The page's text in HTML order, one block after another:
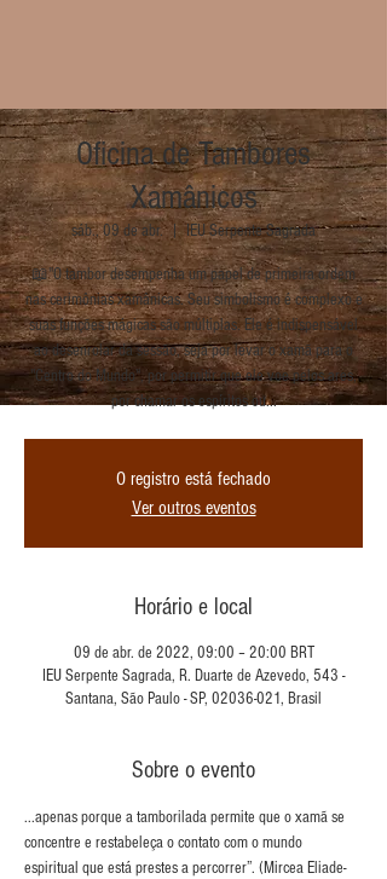
Oficina de Tambores
Xamânicos
sáb., 09 de abr.
  |
IEU Serpente Sagrada
📖"O tambor desempenha um papel de primeira ordem
nas cerimônias xamânicas. Seu simbolismo é complexo e
suas funções mágicas são múltiplas. Ele é indispensável
ao desenrolar da sessão, seja por levar o xamã para o
"Centro do Mundo", por permitir que ele voe pelos ares,
por chamar os espíritos ou...
O registro está fechado
Ver outros eventos
Horário e local
09 de abr. de 2022, 09:00 – 20:00 BRT
IEU Serpente Sagrada, R. Duarte de Azevedo, 543 -
Santana, São Paulo - SP, 02036-021, Brasil
Sobre o evento
...apenas porque a tamborilada permite que o xamã se
concentre e restabeleça o contato com o mundo
espiritual que está prestes a percorrer”. (Mircea Eliade-